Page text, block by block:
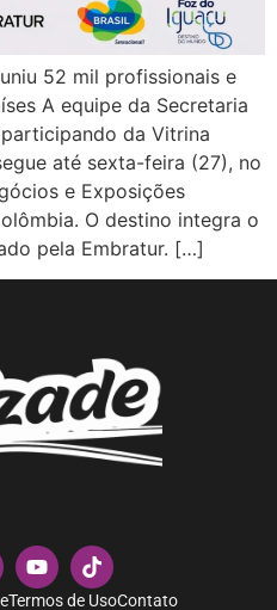
52 mil profissionais e
A equipe da Secretaria
da Vitrina
até sexta-feira (27), no
e Exposições
O destino integra o
pela Embratur. […]
Termos de UsoContato